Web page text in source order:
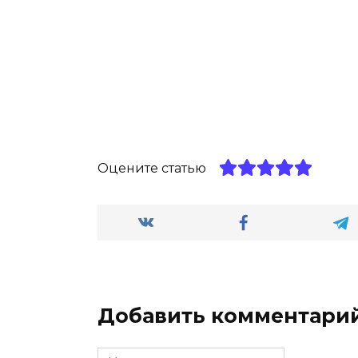
Оцените статью
Добавить